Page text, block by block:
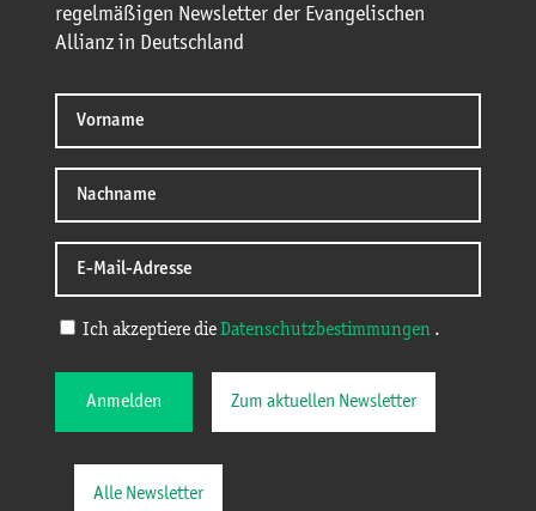
regelmäßigen Newsletter der Evangelischen
Allianz in Deutschland
Ich akzeptiere die Datenschutzbestimmungen .
Anmelden Zum aktuellen Newsletter
Alle Newsletter